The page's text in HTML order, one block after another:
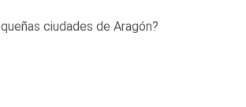
ciudades de Aragón?